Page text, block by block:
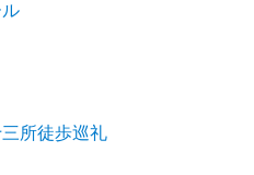
所徒歩巡礼